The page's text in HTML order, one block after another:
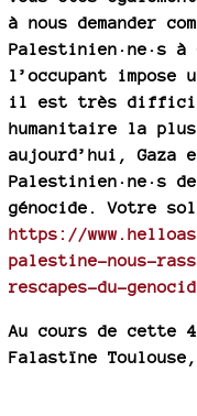
à nous demander
Palestinien·ne·s à
l’occupant impose
il est très
humanitaire la
aujourd’hui, Gaza
Palestinien·ne·s
génocide. Votre
https://
palestine-nous-
rescapes-du-
Au cours de cette
Falastïne Toulouse,